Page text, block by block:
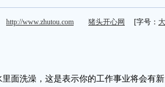
http://www.zhutou.com 猪头开心网 [字号： 大
面洗澡，这是表示你的工作事业将会有